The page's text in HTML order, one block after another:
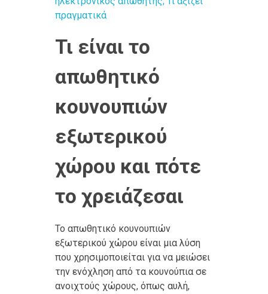
πραγματικά
Τι είναι το
απωθητικό
κουνουπιών
εξωτερικού
χώρου και πότε
το χρειάζεσαι
Το απωθητικό κουνουπιών
εξωτερικού χώρου είναι μια λύση
που χρησιμοποιείται για να μειώσει
την ενόχληση από τα κουνούπια σε
ανοιχτούς χώρους, όπως αυλή,